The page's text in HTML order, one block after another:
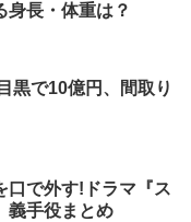
身長・体重は？
黒で10億円、間取り
口で外す!ドラマ『ス
義手役まとめ